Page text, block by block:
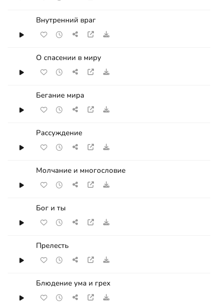
Внутренний враг
О спасении в миру
Бегание мира
Рассуждение
Молчание и многословие
Бог и ты
Прелесть
Блюдение ума и грех